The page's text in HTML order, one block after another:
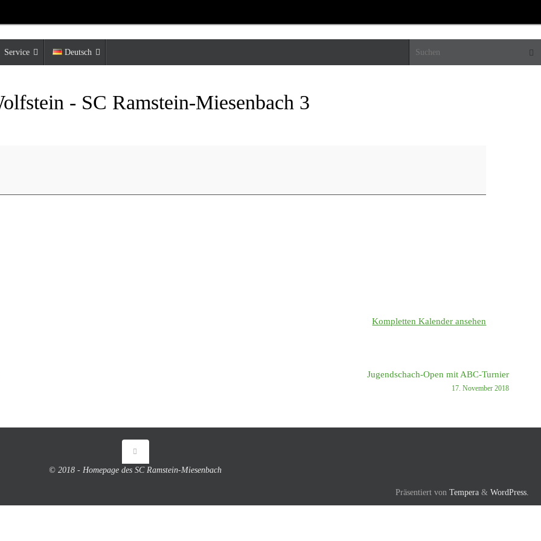
Service Deutsch
- SC Ramstein-Miesenbach 3
Kompletten Kalender ansehen
Jugendschach-Open mit ABC-Turnier
17. November 2018
© 2018 - Homepage des SC Ramstein-Miesenbach
Präsentiert von Tempera & WordPress.